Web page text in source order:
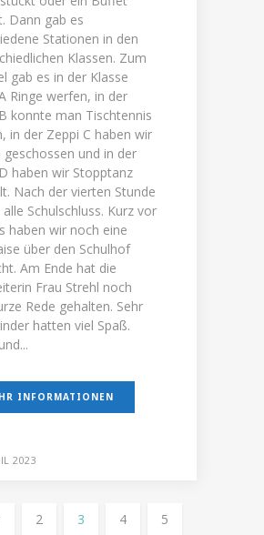
Dann gab es
Stationen in den
Klassen. Zum
gab es in der Klasse
Ringe werfen, in der
konnte man Tischtennis
in der Zeppi C haben wir
geschossen und in der
haben wir Stopptanz
Nach der vierten Stunde
Schulschluss. Kurz vor
haben wir noch eine
über den Schulhof
Am Ende hat die
Frau Strehl noch
Rede gehalten. Sehr
hatten viel Spaß.
INFORMATIONEN
2023
2 3 4 5